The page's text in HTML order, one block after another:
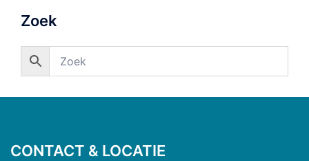
Zoek
CONTACT & LOCATIE